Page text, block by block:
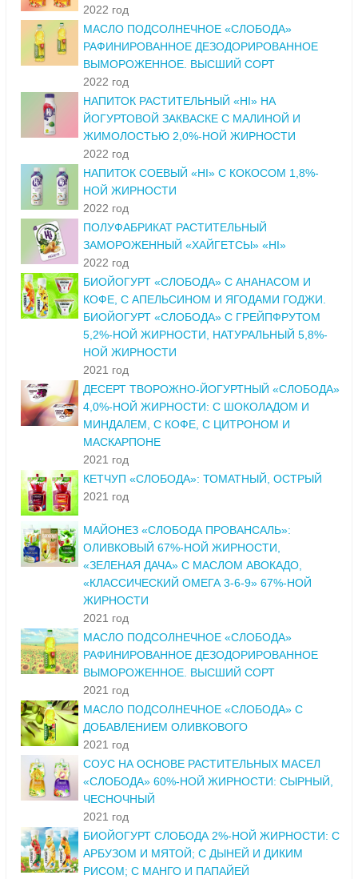
2022 год
МАСЛО ПОДСОЛНЕЧНОЕ «СЛОБОДА»
РАФИНИРОВАННОЕ ДЕЗОДОРИРОВАННОЕ
ВЫМОРОЖЕННОЕ. ВЫСШИЙ СОРТ
2022 год
НАПИТОК РАСТИТЕЛЬНЫЙ «HI» НА
ЙОГУРТОВОЙ ЗАКВАСКЕ С МАЛИНОЙ И
ЖИМОЛОСТЬЮ 2,0%-НОЙ ЖИРНОСТИ
2022 год
НАПИТОК СОЕВЫЙ «HI» С КОКОСОМ 1,8%-
НОЙ ЖИРНОСТИ
2022 год
ПОЛУФАБРИКАТ РАСТИТЕЛЬНЫЙ
ЗАМОРОЖЕННЫЙ «ХАЙГЕТСЫ» «HI»
2022 год
БИОЙОГУРТ «СЛОБОДА» С АНАНАСОМ И
КОФЕ, С АПЕЛЬСИНОМ И ЯГОДАМИ ГОДЖИ.
БИОЙОГУРТ «СЛОБОДА» С ГРЕЙПФРУТОМ
5,2%-НОЙ ЖИРНОСТИ, НАТУРАЛЬНЫЙ 5,8%-
НОЙ ЖИРНОСТИ
2021 год
ДЕСЕРТ ТВОРОЖНО-ЙОГУРТНЫЙ «СЛОБОДА»
4,0%-НОЙ ЖИРНОСТИ: С ШОКОЛАДОМ И
МИНДАЛЕМ, С КОФЕ, С ЦИТРОНОМ И
МАСКАРПОНЕ
2021 год
КЕТЧУП «СЛОБОДА»: ТОМАТНЫЙ, ОСТРЫЙ
2021 год
МАЙОНЕЗ «СЛОБОДА ПРОВАНСАЛЬ»:
ОЛИВКОВЫЙ 67%-НОЙ ЖИРНОСТИ,
«ЗЕЛЕНАЯ ДАЧА» С МАСЛОМ АВОКАДО,
«КЛАССИЧЕСКИЙ ОМЕГА 3-6-9» 67%-НОЙ
ЖИРНОСТИ
2021 год
МАСЛО ПОДСОЛНЕЧНОЕ «СЛОБОДА»
РАФИНИРОВАННОЕ ДЕЗОДОРИРОВАННОЕ
ВЫМОРОЖЕННОЕ. ВЫСШИЙ СОРТ
2021 год
МАСЛО ПОДСОЛНЕЧНОЕ «СЛОБОДА» С
ДОБАВЛЕНИЕМ ОЛИВКОВОГО
2021 год
СОУС НА ОСНОВЕ РАСТИТЕЛЬНЫХ МАСЕЛ
«СЛОБОДА» 60%-НОЙ ЖИРНОСТИ: СЫРНЫЙ,
ЧЕСНОЧНЫЙ
2021 год
БИОЙОГУРТ СЛОБОДА 2%-НОЙ ЖИРНОСТИ: С
АРБУЗОМ И МЯТОЙ; С ДЫНЕЙ И ДИКИМ
РИСОМ; С МАНГО И ПАПАЙЕЙ